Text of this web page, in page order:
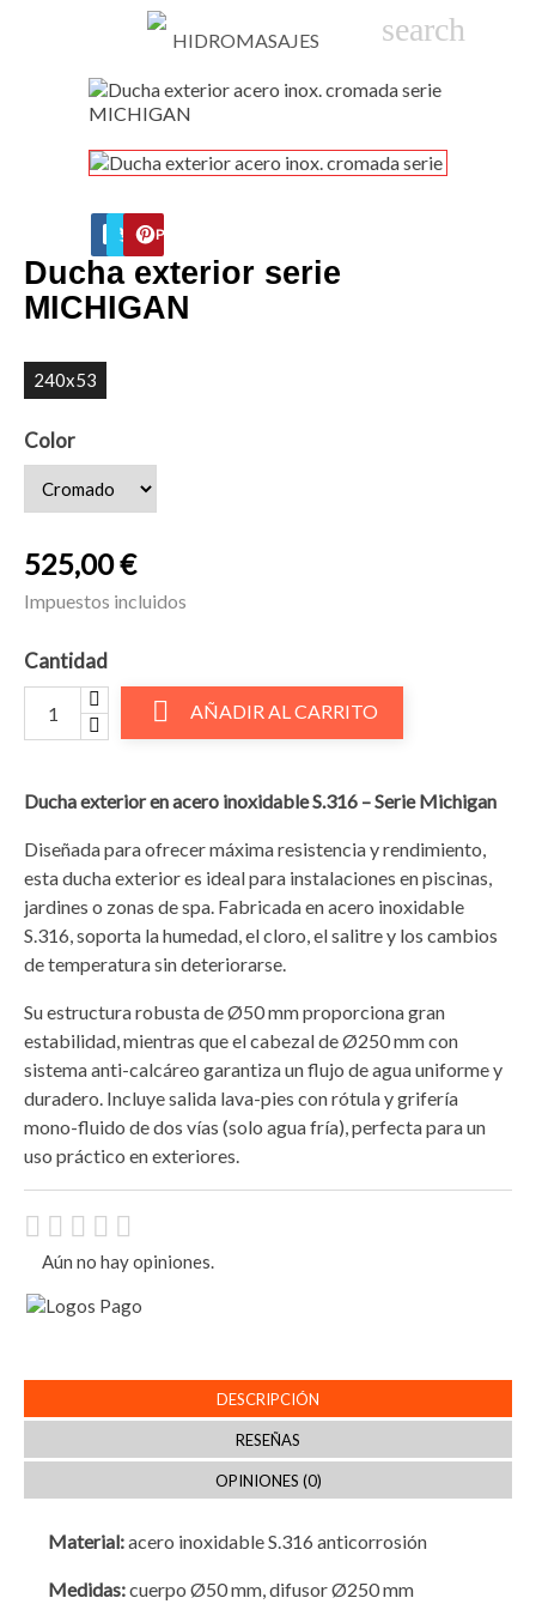
search
FACEBOOK
TWITTER
PINTEREST
Ducha exterior serie
MICHIGAN
240x53
Color
525,00 €
Impuestos incluidos
Cantidad
 AÑADIR AL CARRITO
Ducha exterior en acero inoxidable S.316 – Serie Michigan
Diseñada para ofrecer máxima resistencia y rendimiento,
esta ducha exterior es ideal para instalaciones en piscinas,
jardines o zonas de spa. Fabricada en acero inoxidable
S.316, soporta la humedad, el cloro, el salitre y los cambios
de temperatura sin deteriorarse.
Su estructura robusta de Ø50 mm proporciona gran
estabilidad, mientras que el cabezal de Ø250 mm con
sistema anti-calcáreo garantiza un flujo de agua uniforme y
duradero. Incluye salida lava-pies con rótula y grifería
mono-fluido de dos vías (solo agua fría), perfecta para un
uso práctico en exteriores.
Aún no hay opiniones.
DESCRIPCIÓN
RESEÑAS
OPINIONES (0)
Material:acero inoxidable S.316 anticorrosión
Medidas:cuerpo Ø50 mm, difusor Ø250 mm